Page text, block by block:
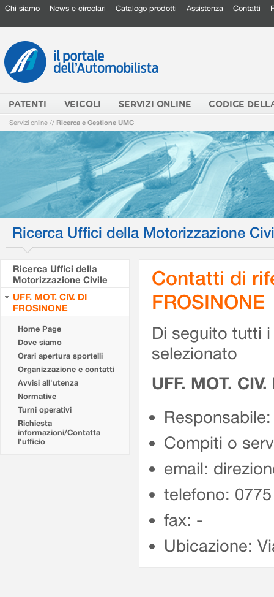
Chi siamo News e circolari Catalogo prodotti Assistenza Contatti
PATENTI VEICOLI SERVIZI ONLINE CODICE
Servizi online // Ricerca e Gestione UMC
Ricerca Uffici della Motorizzazione
Ricerca Uffici della
Motorizzazione Civile
UFF. MOT. CIV. DI
FROSINONE
Home Page
Dove siamo
Orari apertura sportelli
Organizzazione e contatti
Avvisi all'utenza
Normative
Turni operativi
Richiesta
informazioni/Contatta
l'ufficio
Contatti di
FROSINONE
Di seguito tutti
selezionato
UFF. MOT.
Compiti o
email:
telefono:
fax: -
Ubicazione: